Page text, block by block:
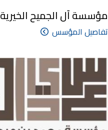
مؤسسة آل الجميح الخيرية
تفاصيل المؤسس